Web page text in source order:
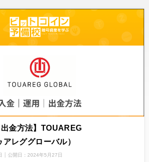
出金方法】TOUAREG
レググローバル）
公開日： 2024年5月27日